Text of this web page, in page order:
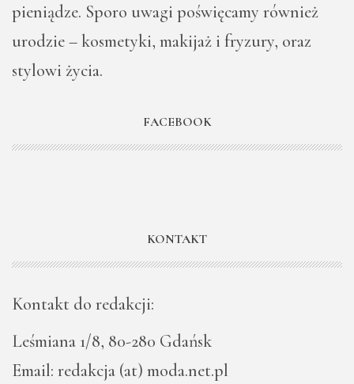
pieniądze. Sporo uwagi poświęcamy również
urodzie – kosmetyki, makijaż i fryzury, oraz
stylowi życia.
FACEBOOK
KONTAKT
Kontakt do redakcji:
Leśmiana 1/8, 80-280 Gdańsk
Email: redakcja (at) moda.net.pl